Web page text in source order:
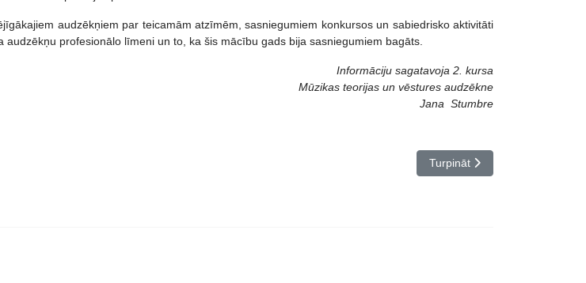
audzēkņiem par teicamām atzīmēm, sasniegumiem konkursos un sabiedrisko aktivitāti
profesionālo līmeni un to, ka šis mācību gads bija sasniegumiem bagāts.
Informāciju sagatavoja 2. kursa
Mūzikas teorijas un vēstures audzēkne
Jana Stumbre
Nākamais raksts: Kad akordi
Turpināt